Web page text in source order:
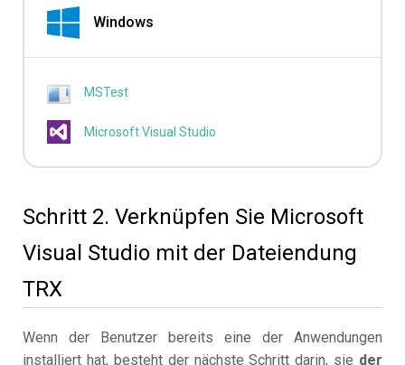
Windows
MSTest
Microsoft Visual Studio
Schritt 2. Verknüpfen Sie Microsoft
Visual Studio mit der Dateiendung
TRX
Wenn der Benutzer bereits eine der Anwendungen
installiert hat, besteht der nächste Schritt darin, sie der